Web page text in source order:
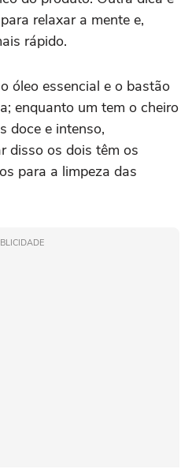
relaxar a mente e,
rápido.
óleo essencial e o bastão
enquanto um tem o cheiro
doce e intenso,
disso os dois têm os
para a limpeza das